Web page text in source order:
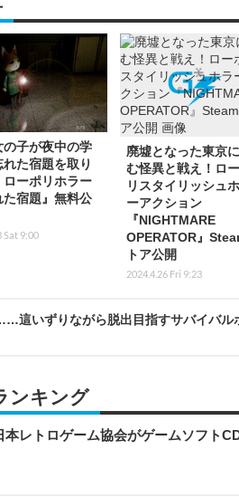
の子が夜中の学
た宿題を取り
ローポリホラー
た宿題』無料公
Sat 9:00
廃墟となった東京
む怪異と戦え！ロ
リスタイリッシュ
ーアクション
『NIGHTMARE
OPERATOR』
トア公開
2024.4.26 Fri 9:23
這いずりながら脱出目指すサバイバ
ンキング
レトロゲーム協会がゲームソフト